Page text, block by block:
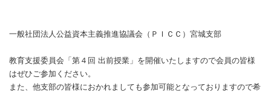
一般社団法人公益資本主義推進協議会（ＰＩＣＣ）宮城支部
教育支援委員会「第４回 出前授業」を開催いたしますので会員の皆様
はぜひご参加ください。
また、他支部の皆様におかれましても参加可能となっておりますので希